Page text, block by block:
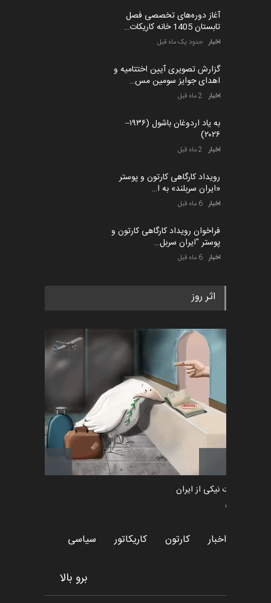
آغاز دوره‌های تخصصی فصل
تابستان 1405 خانه کاریکات…
اخبار حدود یک ماه قبل
گزارش تصویری آیین اختتامیه و
اهدای جوایز سومین مس…
اخبار 2 ماه قبل
به یاد اردوغان باشول (۱۹۳۶–
۲۰۲۶)
اخبار 2 ماه قبل
رویداد کارگاهی کارتون و پوستر
«ایران سربلند» به ا…
اخبار 6 ماه قبل
فراخوان رویداد کارگاهی کارتون و
پوستر "ایران سربل…
اخبار 6 ماه قبل
اثر روز
طراوت نیکی از ایران
سیاسی
اخبار کارتون کاریکاتور سیاسی
برو بالا